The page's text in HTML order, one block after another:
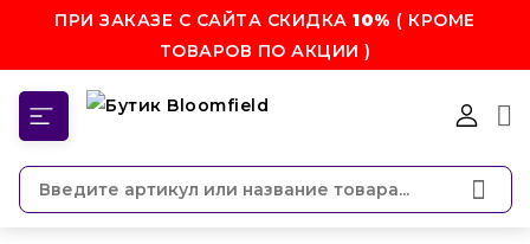
ПРИ ЗАКАЗЕ С САЙТА СКИДКА10% ( КРОМЕ
ТОВАРОВ ПО АКЦИИ )